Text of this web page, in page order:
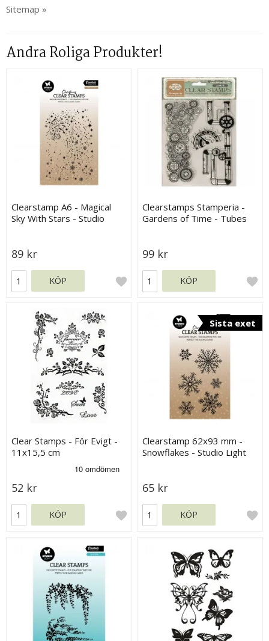
Sitemap »
Andra Roliga Produkter!
Clearstamp A6 - Magical
Sky With Stars - Studio
89 kr
KÖP
Clearstamps Stamperia -
Gardens of Time - Tubes
99 kr
KÖP
Clear Stamps - För Evigt -
11x15,5 cm
52 kr
KÖP
Sista exet
Clearstamp 62x93 mm -
Snowflakes - Studio Light
65 kr
KÖP